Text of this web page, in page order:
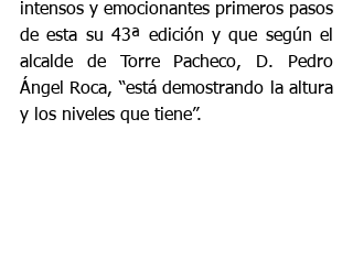
intensos y emocionantes primeros pasos
de esta su 43ª edición y que según el
alcalde de Torre Pacheco, D. Pedro
Ángel Roca, “está demostrando la altura
y los niveles que tiene”.